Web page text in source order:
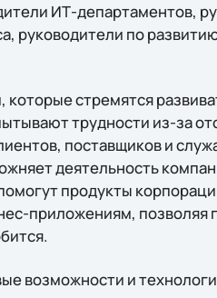
ИТ-департаментов,
руководители по
стремятся
трудности из-за
поставщиков и
деятельность
продукты
приложениям, позволяя
возможности и